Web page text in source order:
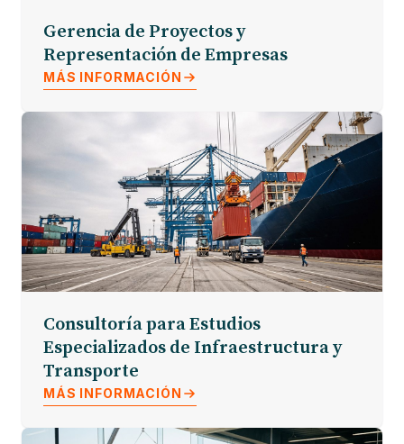
Gerencia de Proyectos y
Representación de Empresas
MÁS INFORMACIÓN
Consultoría para Estudios
Especializados de Infraestructura y
Transporte
MÁS INFORMACIÓN